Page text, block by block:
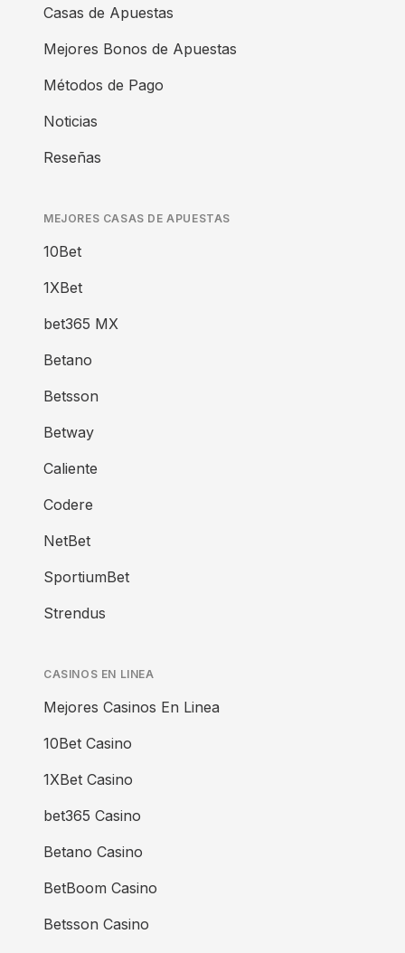
Casas de Apuestas
Mejores Bonos de Apuestas
Métodos de Pago
Noticias
Reseñas
MEJORES CASAS DE APUESTAS
10Bet
1XBet
bet365 MX
Betano
Betsson
Betway
Caliente
Codere
NetBet
SportiumBet
Strendus
CASINOS EN LINEA
Mejores Casinos En Linea
10Bet Casino
1XBet Casino
bet365 Casino
Betano Casino
BetBoom Casino
Betsson Casino